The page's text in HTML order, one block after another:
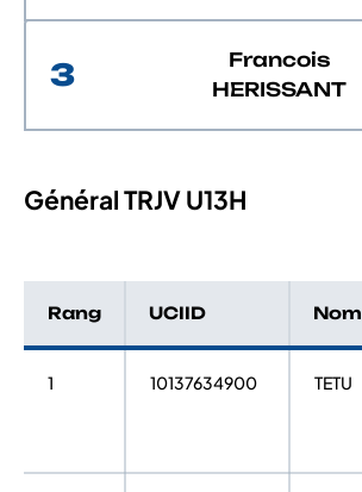
3
Francois
HERISSANT
Général TRJV U13H
Rang UCIID Nom
1 10137634900 TETU